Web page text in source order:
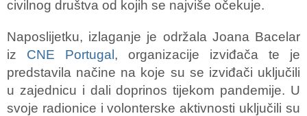
civilnog društva od kojih se najviše očekuje.
Naposlijetku, izlaganje je održala Joana Bacelar
iz CNE Portugal, organizacije izviđača te je
predstavila načine na koje su se izviđači uključili
u zajednicu i dali doprinos tijekom pandemije. U
svoje radionice i volonterske aktivnosti uključili su